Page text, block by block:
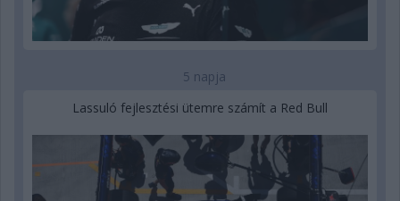
5 napja
Lassuló fejlesztési ütemre számít a Red Bull